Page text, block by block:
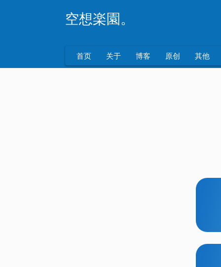
空想楽園。
首页 关于 博客 原创 其他